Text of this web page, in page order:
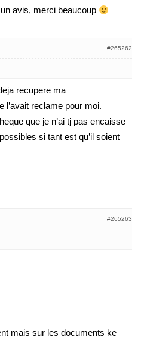
avis, merci beaucoup
#265262
recupere ma
l’avait reclame pour moi.
que je n’ai tj pas encaisse
si tant est qu’il soient
#265263
mais sur les documents ke